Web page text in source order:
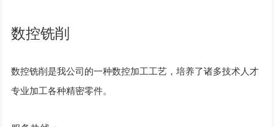
数控铣削
数控铣削是我公司的一种数控加工工艺，培养了诸多技术人才
专业加工各种精密零件。